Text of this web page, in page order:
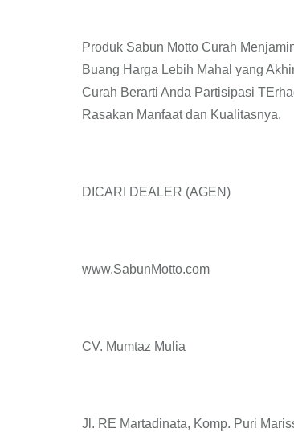
Produk Sabun Motto Curah
Buang Harga Lebih Mahal yang
Curah Berarti Anda Partisipasi
Rasakan Manfaat dan Kualitasnya.
DICARI DEALER (AGEN)
www.SabunMotto.com
CV. Mumtaz Mulia
Jl. RE Martadinata, Komp. Puri